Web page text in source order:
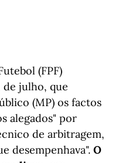
(FPF)
julho, que
(MP) os factos
alegados" por
de arbitragem,
desempenhava". O